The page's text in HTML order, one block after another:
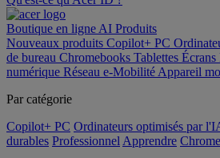
Boutique en ligne AI Produits
Nouveaux produits Copilot+ PC
de bureau Chromebooks Tablettes Écrans
numérique Réseau e-Mobilité Appareil
Par catégorie
Copilot+ PC Ordinateurs optimisés par
durables Professionnel Apprendre